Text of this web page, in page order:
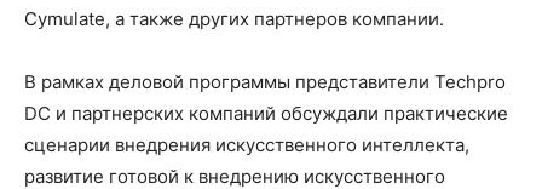
Cymulate, а также других партнеров компании.
В рамках деловой программы представители Techpro
DC и партнерских компаний обсуждали практические
сценарии внедрения искусственного интеллекта,
развитие готовой к внедрению искусственного